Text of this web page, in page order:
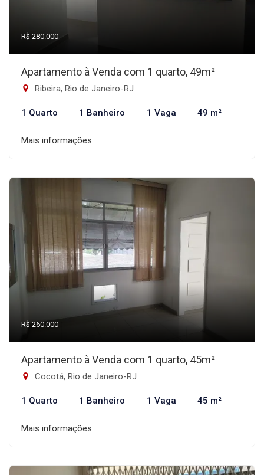
R$ 280.000
Apartamento à Venda com 1 quarto, 49m²
Ribeira, Rio de Janeiro-RJ
1 Quarto 1 Banheiro 1 Vaga 49 m²
Mais informações
R$ 260.000
Apartamento à Venda com 1 quarto, 45m²
Cocotá, Rio de Janeiro-RJ
1 Quarto 1 Banheiro 1 Vaga 45 m²
Mais informações